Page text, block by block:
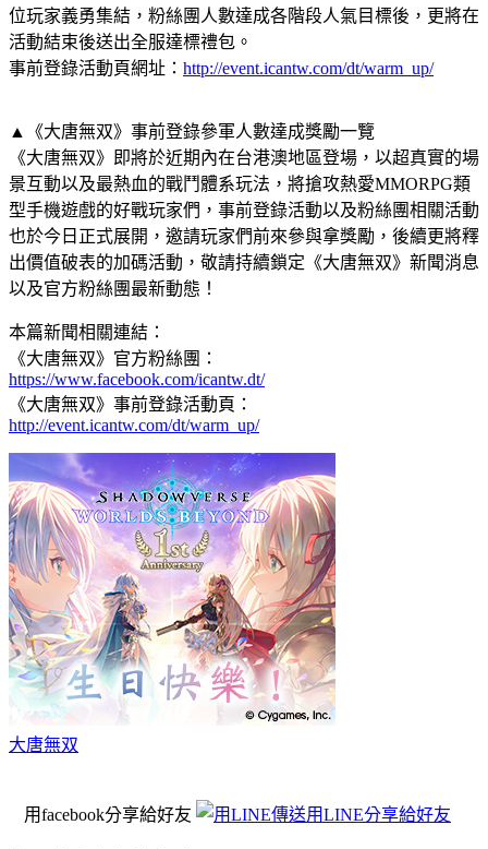
位玩家義勇集結，粉絲團人數達成各階段人氣目標後，更將在
活動結束後送出全服達標禮包。
事前登錄活動頁網址： http://event.icantw.com/dt/warm_up/
▲《大唐無双》事前登錄參軍人數達成獎勵一覽
《大唐無双》即將於近期內在台港澳地區登場，以超真實的場
景互動以及最熱血的戰鬥體系玩法，將搶攻熱愛MMORPG類
型手機遊戲的好戰玩家們，事前登錄活動以及粉絲團相關活動
也於今日正式展開，邀請玩家們前來參與拿獎勵，後續更將釋
出價值破表的加碼活動，敬請持續鎖定《大唐無双》新聞消息
以及官方粉絲團最新動態！
本篇新聞相關連結：
《大唐無双》官方粉絲團：
https://www.facebook.com/icantw.dt/
《大唐無双》事前登錄活動頁：
http://event.icantw.com/dt/warm_up/
大唐無双
用facebook分享給好友 用LINE分享給好友